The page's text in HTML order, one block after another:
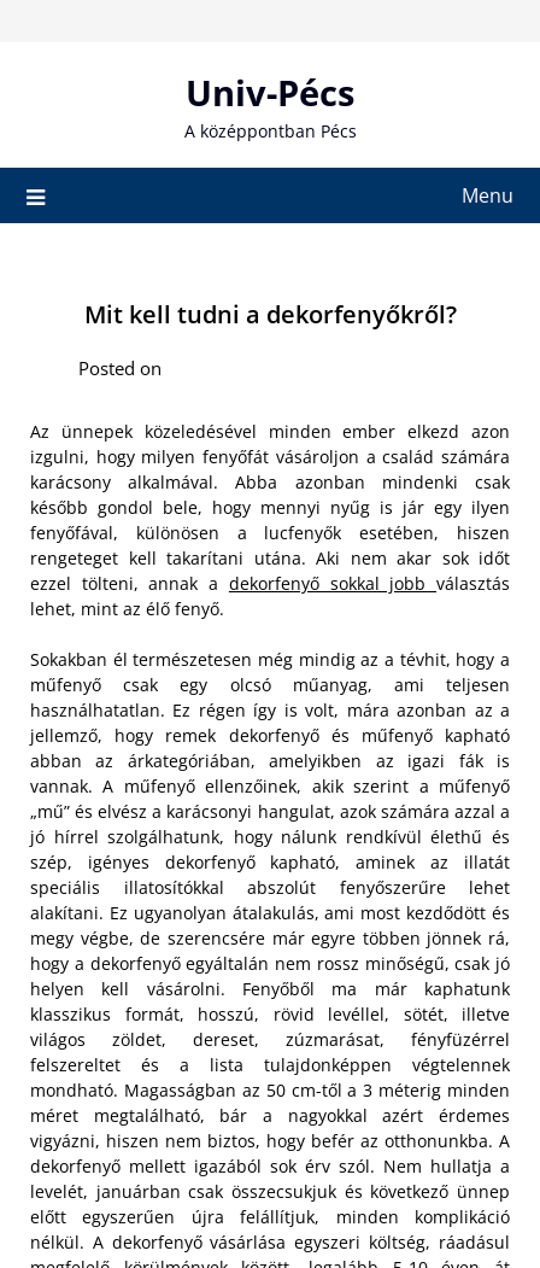
Univ-Pécs
A középpontban Pécs
Menu
Mit kell tudni a dekorfenyőkről?
Posted on
Az ünnepek közeledésével minden ember elkezd azon
izgulni, hogy milyen fenyőfát vásároljon a család számára
karácsony alkalmával. Abba azonban mindenki csak
később gondol bele, hogy mennyi nyűg is jár egy ilyen
fenyőfával, különösen a lucfenyők esetében, hiszen
rengeteget kell takarítani utána. Aki nem akar sok időt
ezzel tölteni, annak a dekorfenyő sokkal jobbválasztás
lehet, mint az élő fenyő.
Sokakban él természetesen még mindig az a tévhit, hogy a
műfenyő csak egy olcsó műanyag, ami teljesen
használhatatlan. Ez régen így is volt, mára azonban az a
jellemző, hogy remek dekorfenyő és műfenyő kapható
abban az árkategóriában, amelyikben az igazi fák is
vannak. A műfenyő ellenzőinek, akik szerint a műfenyő
„mű” és elvész a karácsonyi hangulat, azok számára azzal a
jó hírrel szolgálhatunk, hogy nálunk rendkívül élethű és
szép, igényes dekorfenyő kapható, aminek az illatát
speciális illatosítókkal abszolút fenyőszerűre lehet
alakítani. Ez ugyanolyan átalakulás, ami most kezdődött és
megy végbe, de szerencsére már egyre többen jönnek rá,
hogy a dekorfenyő egyáltalán nem rossz minőségű, csak jó
helyen kell vásárolni. Fenyőből ma már kaphatunk
klasszikus formát, hosszú, rövid levéllel, sötét, illetve
világos zöldet, dereset, zúzmarásat, fényfüzérrel
felszereltet és a lista tulajdonképpen végtelennek
mondható. Magasságban az 50 cm-től a 3 méterig minden
méret megtalálható, bár a nagyokkal azért érdemes
vigyázni, hiszen nem biztos, hogy befér az otthonunkba. A
dekorfenyő mellett igazából sok érv szól. Nem hullatja a
levelét, januárban csak összecsukjuk és következő ünnep
előtt egyszerűen újra felállítjuk, minden komplikáció
nélkül. A dekorfenyő vásárlása egyszeri költség, ráadásul